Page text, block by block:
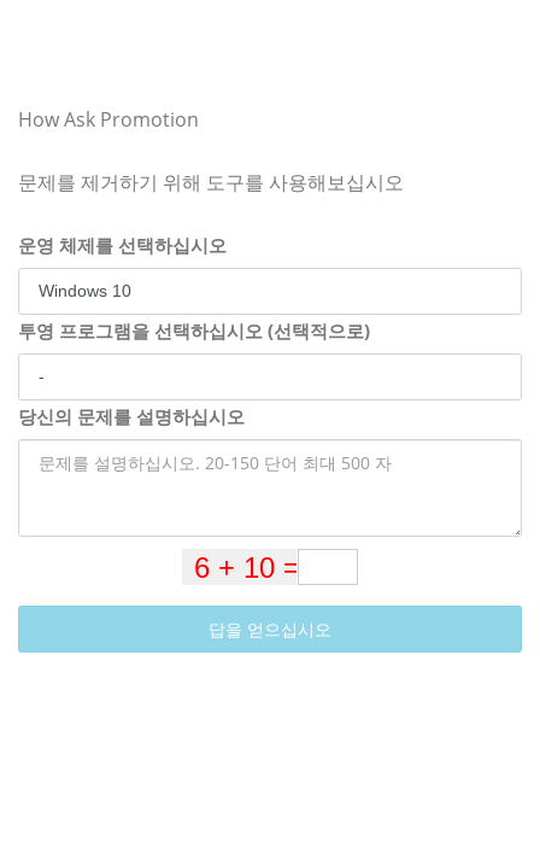
How Ask Promotion
문제를 제거하기 위해 도구를 사용해보십시오
운영 체제를 선택하십시오
투영 프로그램을 선택하십시오 (선택적으로)
당신의 문제를 설명하십시오
답을 얻으십시오